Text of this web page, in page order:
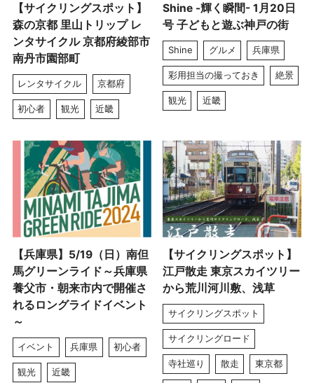
【サイクリングスポット】
森の京都 里山トリップ レ
ンタサイクル 京都府綾部市
南丹市園部町
レンタサイクル 京都府
初心者 観光 近畿
Shine -輝く瞬間- 1月20日
号 子どもと遊ぶ神戸の街
Shine グルメ 兵庫県
彩用担当の撮っておき 絶景
観光 近畿
【兵庫県】5/19（日）南但
馬グリーンライド～兵庫県
養父市・朝来市内で開催さ
れるロングライドイベント
～
イベント 兵庫県 初心者
観光 近畿
【サイクリングスポット】
江戸散走 東京スカイツリー
から荒川河川敷、浅草
サイクリングスポット
サイクリングロード
寺社巡り 散走 東京都